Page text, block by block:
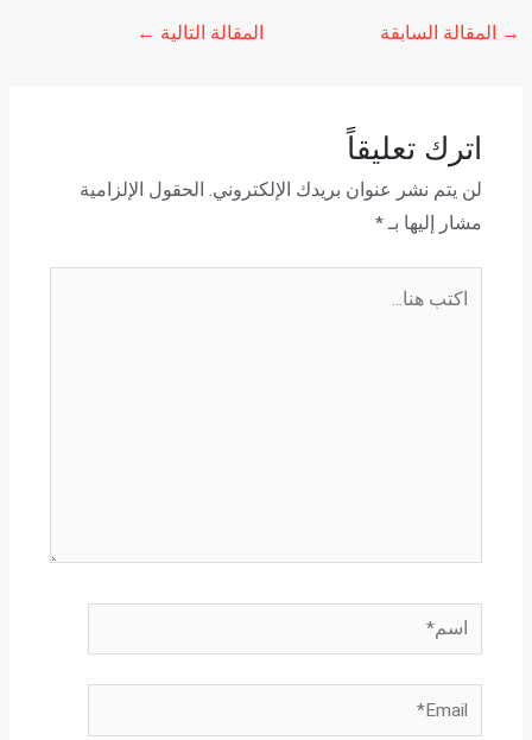
→ المقالة السابقة المقالة التالية ←
اترك تعليقاً
لن يتم نشر عنوان بريدك الإلكتروني. الحقول الإلزامية
مشار إليها بـ*
اسم*
Email*